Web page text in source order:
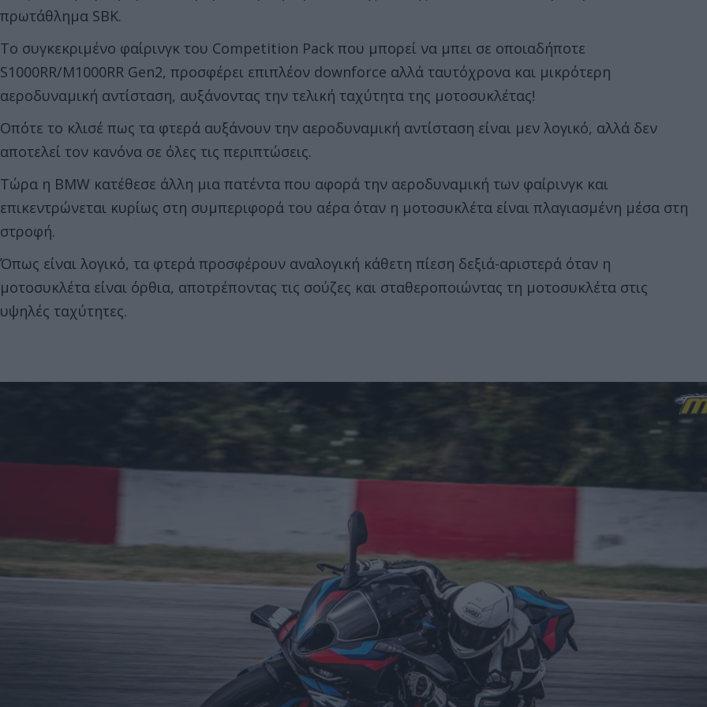
πρωτάθλημα SBK.
Το συγκεκριμένο φαίρινγκ του Competition Pack που μπορεί να μπει σε οποιαδήποτε
S1000RR/M1000RR Gen2, προσφέρει επιπλέον downforce αλλά ταυτόχρονα και μικρότερη
αεροδυναμική αντίσταση, αυξάνοντας την τελική ταχύτητα της μοτοσυκλέτας!
Οπότε το κλισέ πως τα φτερά αυξάνουν την αεροδυναμική αντίσταση είναι μεν λογικό, αλλά δεν
αποτελεί τον κανόνα σε όλες τις περιπτώσεις.
Τώρα η BMW κατέθεσε άλλη μια πατέντα που αφορά την αεροδυναμική των φαίρινγκ και
επικεντρώνεται κυρίως στη συμπεριφορά του αέρα όταν η μοτοσυκλέτα είναι πλαγιασμένη μέσα στη
στροφή.
Όπως είναι λογικό, τα φτερά προσφέρουν αναλογική κάθετη πίεση δεξιά-αριστερά όταν η
μοτοσυκλέτα είναι όρθια, αποτρέποντας τις σούζες και σταθεροποιώντας τη μοτοσυκλέτα στις
υψηλές ταχύτητες.